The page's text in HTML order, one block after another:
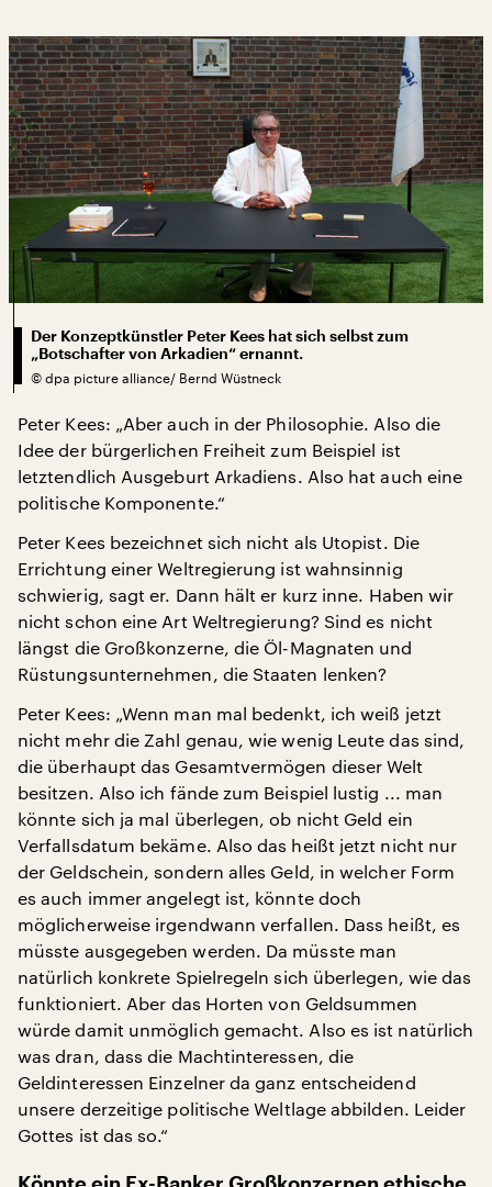
Der Konzeptkünstler Peter Kees hat sich selbst zum
„Botschafter von Arkadien“ ernannt.
© dpa picture alliance/ Bernd Wüstneck
Peter Kees: „Aber auch in der Philosophie. Also die
Idee der bürgerlichen Freiheit zum Beispiel ist
letztendlich Ausgeburt Arkadiens. Also hat auch eine
politische Komponente.“
Peter Kees bezeichnet sich nicht als Utopist. Die
Errichtung einer Weltregierung ist wahnsinnig
schwierig, sagt er. Dann hält er kurz inne. Haben wir
nicht schon eine Art Weltregierung? Sind es nicht
längst die Großkonzerne, die Öl-Magnaten und
Rüstungsunternehmen, die Staaten lenken?
Peter Kees: „Wenn man mal bedenkt, ich weiß jetzt
nicht mehr die Zahl genau, wie wenig Leute das sind,
die überhaupt das Gesamtvermögen dieser Welt
besitzen. Also ich fände zum Beispiel lustig ... man
könnte sich ja mal überlegen, ob nicht Geld ein
Verfallsdatum bekäme. Also das heißt jetzt nicht nur
der Geldschein, sondern alles Geld, in welcher Form
es auch immer angelegt ist, könnte doch
möglicherweise irgendwann verfallen. Dass heißt, es
müsste ausgegeben werden. Da müsste man
natürlich konkrete Spielregeln sich überlegen, wie das
funktioniert. Aber das Horten von Geldsummen
würde damit unmöglich gemacht. Also es ist natürlich
was dran, dass die Machtinteressen, die
Geldinteressen Einzelner da ganz entscheidend
unsere derzeitige politische Weltlage abbilden. Leider
Gottes ist das so.“